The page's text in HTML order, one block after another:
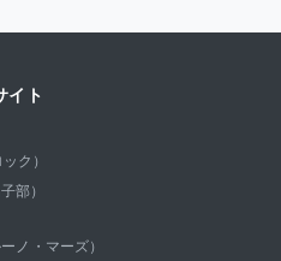
イト
ク）
部）
ノ・マーズ）